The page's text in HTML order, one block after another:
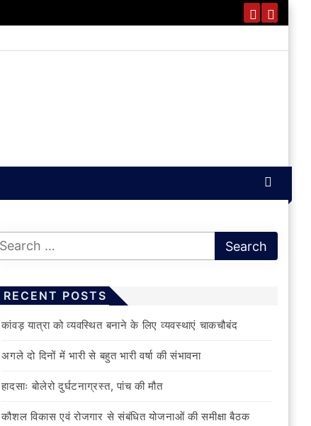
RECENT POSTS
कांवड़ यात्रा को व्यवस्थित बनाने के लिए व्यवस्थाएं चाकचौबंद
अगले दो दिनों में भारी से बहुत भारी वर्षा की संभावना
हादसाः बोलेरो दुर्घटनाग्रस्त, पांच की मौत
कौशल विकास एवं रोजगार से संबंधित योजनाओं की समीक्षा बैठक